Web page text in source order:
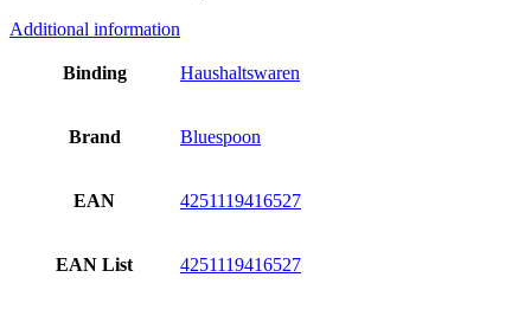
Additional information
Binding Haushaltswaren
Brand Bluespoon
EAN 4251119416527
EAN List 4251119416527